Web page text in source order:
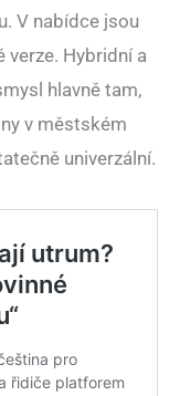
V nabídce jsou
verze. Hybridní a
hlavně tam,
v městském
univerzální.